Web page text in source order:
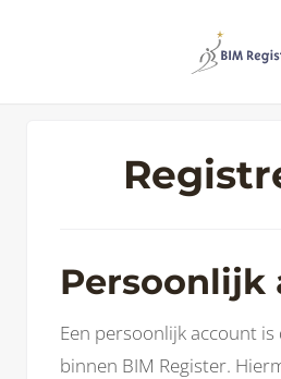
Persoonlijk
Een persoonlijk account is
binnen BIM Register.